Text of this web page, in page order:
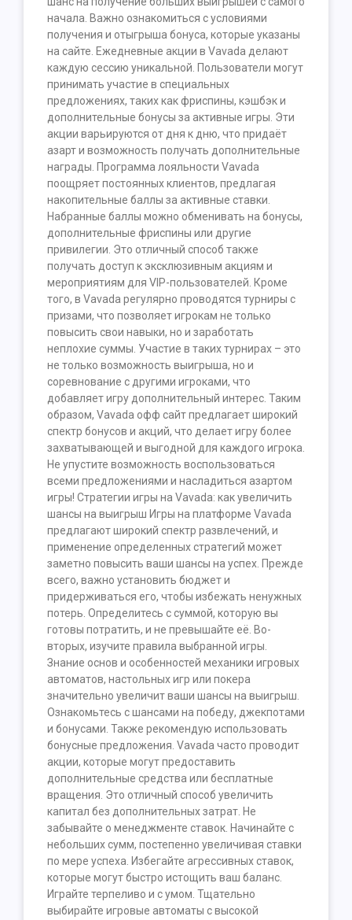
начала. Важно ознакомиться с условиями
получения и отыгрыша бонуса, которые указаны
на сайте. Ежедневные акции в Vavada делают
каждую сессию уникальной. Пользователи могут
принимать участие в специальных
предложениях, таких как фриспины, кэшбэк и
дополнительные бонусы за активные игры. Эти
акции варьируются от дня к дню, что придаёт
азарт и возможность получать дополнительные
награды. Программа лояльности Vavada
поощряет постоянных клиентов, предлагая
накопительные баллы за активные ставки.
Набранные баллы можно обменивать на бонусы,
дополнительные фриспины или другие
привилегии. Это отличный способ также
получать доступ к эксклюзивным акциям и
мероприятиям для VIP-пользователей. Кроме
того, в Vavada регулярно проводятся турниры с
призами, что позволяет игрокам не только
повысить свои навыки, но и заработать
неплохие суммы. Участие в таких турнирах – это
не только возможность выигрыша, но и
соревнование с другими игроками, что
добавляет игру дополнительный интерес. Таким
образом, Vavada офф сайт предлагает широкий
спектр бонусов и акций, что делает игру более
захватывающей и выгодной для каждого игрока.
Не упустите возможность воспользоваться
всеми предложениями и насладиться азартом
игры! Стратегии игры на Vavada: как увеличить
шансы на выигрыш Игры на платформе Vavada
предлагают широкий спектр развлечений, и
применение определенных стратегий может
заметно повысить ваши шансы на успех. Прежде
всего, важно установить бюджет и
придерживаться его, чтобы избежать ненужных
потерь. Определитесь с суммой, которую вы
готовы потратить, и не превышайте её. Во-
вторых, изучите правила выбранной игры.
Знание основ и особенностей механики игровых
автоматов, настольных игр или покера
значительно увеличит ваши шансы на выигрыш.
Ознакомьтесь с шансами на победу, джекпотами
и бонусами. Также рекомендую использовать
бонусные предложения. Vavada часто проводит
акции, которые могут предоставить
дополнительные средства или бесплатные
вращения. Это отличный способ увеличить
капитал без дополнительных затрат. Не
забывайте о менеджменте ставок. Начинайте с
небольших сумм, постепенно увеличивая ставки
по мере успеха. Избегайте агрессивных ставок,
которые могут быстро истощить ваш баланс.
Играйте терпеливо и с умом. Тщательно
выбирайте игровые автоматы с высокой